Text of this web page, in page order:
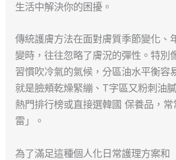
生活中解決你的困擾。
傳統護膚方法在面對膚質季節變化、
變時，往往忽略了膚況的彈性。特別
習慣吹冷氣的氣候，分區油水平衡容
就是臉頰乾燥緊繃、T字區又粉刺油
熱門排行榜或直接選韓國 保養品，
雷」。
為了滿足這種個人化日常護理方案和